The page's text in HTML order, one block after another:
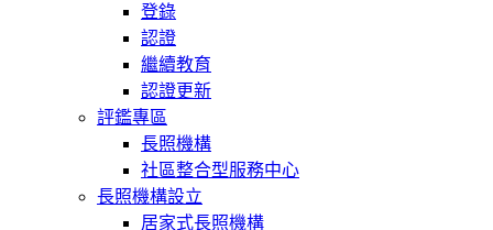
登錄
認證
繼續教育
認證更新
評鑑專區
長照機構
社區整合型服務中心
長照機構設立
居家式長照機構